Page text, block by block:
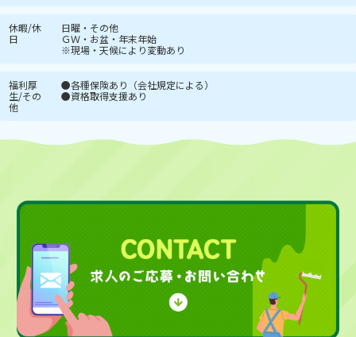
休暇/休
日
日曜・その他
ＧＷ・お盆・年末年始
※現場・天候により変動あり
福利厚
生/その
他
●各種保険あり（会社規定による）
●資格取得支援あり